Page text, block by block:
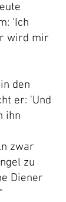
'Ich
wird mir
den
er: 'Und
ihn
zwar
zu
Diener